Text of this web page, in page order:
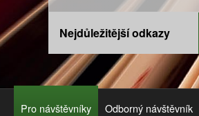
Nejdůležitější odkazy
Pro návštěvníky Odborný návštěvník